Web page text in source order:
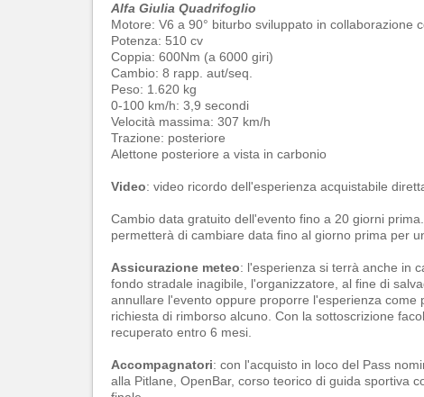
Alfa Giulia Quadrifoglio
Motore: V6 a 90° biturbo sviluppato in collaborazione
Potenza: 510 cv
Coppia: 600Nm (a 6000 giri)
Cambio: 8 rapp. aut/seq.
Peso: 1.620 kg
0-100 km/h: 3,9 secondi
Velocità massima: 307 km/h
Trazione: posteriore
Alettone posteriore a vista in carbonio
Video: video ricordo dell'esperienza acquistabile
Cambio data gratuito dell'evento fino a 20 giorni
permetterà di cambiare data fino al giorno prima per
Assicurazione meteo: l'esperienza si terrà anche in
fondo stradale inagibile, l'organizzatore, al fine di
annullare l'evento oppure proporre l'esperienza
richiesta di rimborso alcuno. Con la sottoscrizione
recuperato entro 6 mesi.
Accompagnatori: con l'acquisto in loco del Pass
alla Pitlane, OpenBar, corso teorico di guida sportiva